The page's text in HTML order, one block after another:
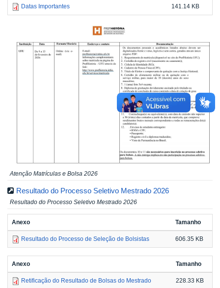
Datas Importantes 141.14 KB
Atenção Matrículas e Bolsa 2026
Resultado do Processo Seletivo Mestrado 2026
Resultado do Processo Seletivo Mestrado 2026
Anexo Tamanho
Resultado do Processo de Seleção de Bolsistas 606.35 KB
Anexo Tamanho
Retificação do Resultado de Bolsas do Mestrado 228.33 KB